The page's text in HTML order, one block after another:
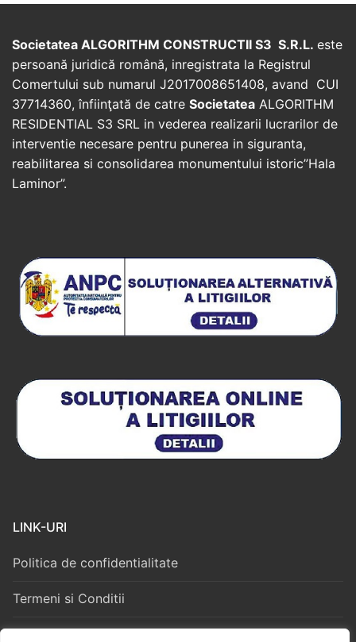
Societatea ALGORITHM CONSTRUCTII S3 S.R.L. este
persoană juridică română, inregistrata la Registrul
Comertului sub numarul J2017008651408, avand CUI
37714360, înfiinţată de catre Societatea ALGORITHM
RESIDENTIAL S3 SRL in vederea realizarii lucrarilor de
interventie necesare pentru punerea in siguranta,
reabilitarea si consolidarea monumentului istoric”Hala
Laminor”.
LINK-URI
Politica de confidentialitate
Termeni si Conditii